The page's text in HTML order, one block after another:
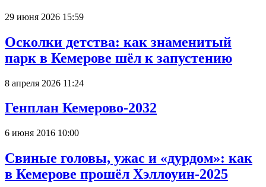
29 июня 2026 15:59
Осколки детства: как знаменитый
парк в Кемерове шёл к запустению
8 апреля 2026 11:24
Генплан Кемерово-2032
6 июня 2016 10:00
Свиные головы, ужас и «дурдом»: как
в Кемерове прошёл Хэллоуин-2025